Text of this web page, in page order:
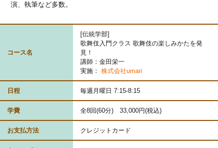
演、執筆など多数。
コース名
[伝統学部]
歌舞伎入門クラス 歌舞伎の楽しみかたを発
見！
講師：金田栄一
実施： 株式会社umari
日程 毎週月曜日 7:15-8:15
学費 全8回(60分) 33,000円(税込)
お支払方法 クレジットカード